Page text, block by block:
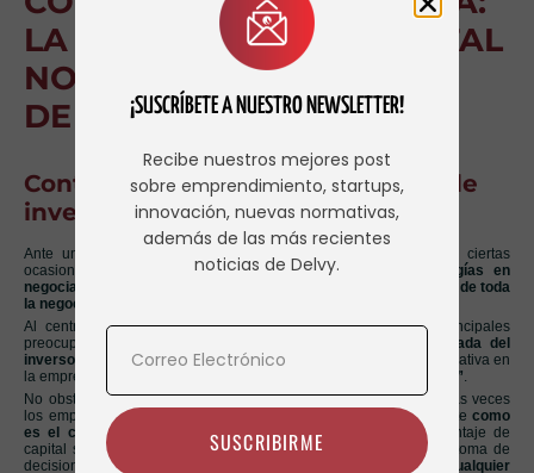
LA MAYORÍA EN EL CAPITAL
NO IMPLICA EL CONTROL
DE LA STARTUP
Control de la empresa tras ronda de
inversión
Ante una primera ronda de inversión, hemos notado que, en ciertas
ocasiones,
el equipo emprendedor suele centrar sus energías en
negociar la valoración de la empresa como el punto más crítico de toda
la negociación
Al centrarse en la valoración de la empresa, una de sus principales
preocupaciones es la
dilución que podrían sufrir con la entrada del
inversor
con el objetivo de mantener siempre una mayoría significativa en
la empresa que les garantice
“no perder el control de la sociedad”.
No obstante, en este tipo de negociaciones, creemos que muchas veces
los emprendedores suelen pasar por alto un tema muy importante como
es el control de la empresa. Mantener la mayoría del porcentaje de
capital social de una sociedad que da derecho a voto para la toma de
decisiones,
no siempre implica tener el control para adoptar cualquier
¡SUSCRÍBETE A NUESTRO NEWSLETTER!
Recibe nuestros mejores post
sobre emprendimiento, startups,
innovación, nuevas normativas,
además de las más recientes
noticias de Delvy.
SUSCRIBIRME